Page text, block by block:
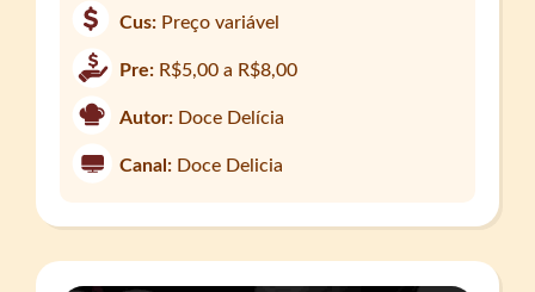
Cus: Preço variável
Pre: R$5,00 a R$8,00
Autor: Doce Delícia
Canal: Doce Delicia